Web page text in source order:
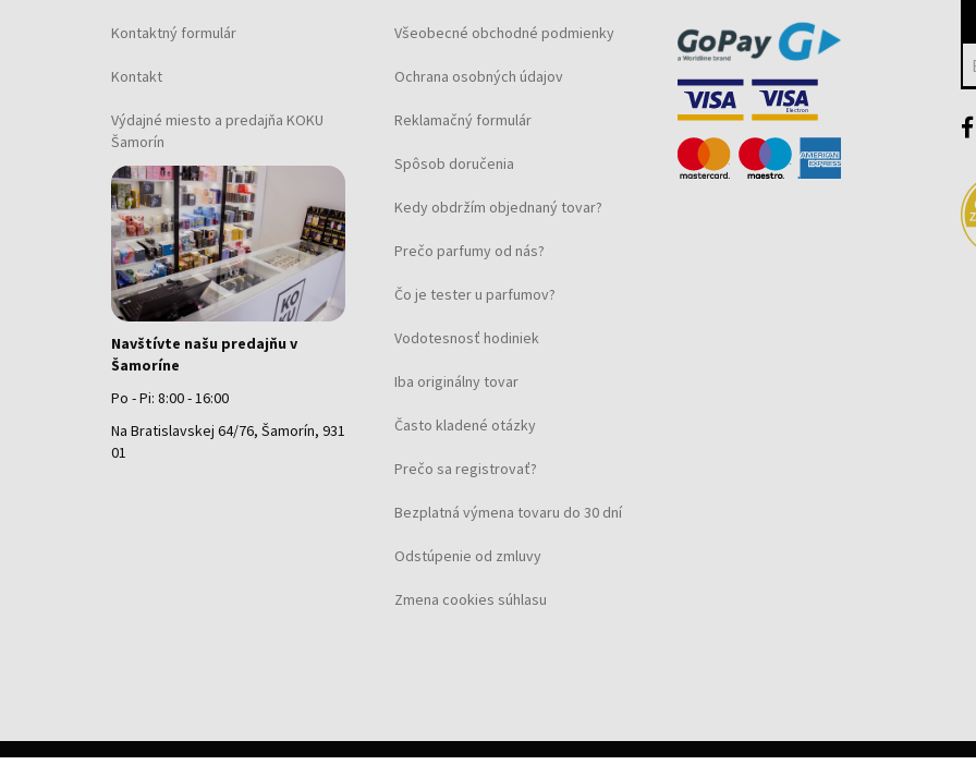
Kontaktný formulár
Kontakt
Výdajné miesto a predajňa KOKU
Šamorín
Navštívte našu predajňu v
Šamoríne
Po - Pi: 8:00 - 16:00
Na Bratislavskej 64/76, Šamorín, 931
01
Všeobecné obchodné podmienky
Ochrana osobných údajov
Reklamačný formulár
Spôsob doručenia
Kedy obdržím objednaný tovar?
Prečo parfumy od nás?
Čo je tester u parfumov?
Vodotesnosť hodiniek
Iba originálny tovar
Často kladené otázky
Prečo sa registrovať?
Bezplatná výmena tovaru do 30 dní
Odstúpenie od zmluvy
Zmena cookies súhlasu